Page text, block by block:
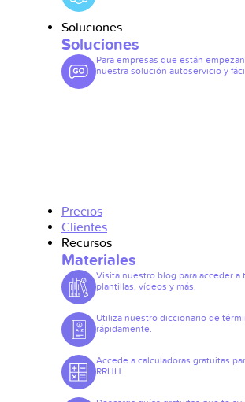
Soluciones
Soluciones
Para empresas que están
nuestra solución autoservicio y
Precios
Clientes
Recursos
Materiales
Visita nuestro blog para acceder a
plantillas, vídeos y más.
Utiliza nuestro diccionario de
rápidamente.
Accede a calculadoras gratuitas
RRHH.